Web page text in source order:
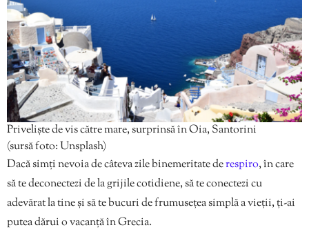
Priveliște de vis către mare, surprinsă în Oia, Santorini
(sursă foto: Unsplash)
Dacă simți nevoia de câteva zile binemeritate derespiro, în care
să te deconectezi de la grijile cotidiene, să te conectezi cu
adevărat la tine și să te bucuri de frumusețea simplă a vieții, ți-ai
putea dărui o vacanță în Grecia.